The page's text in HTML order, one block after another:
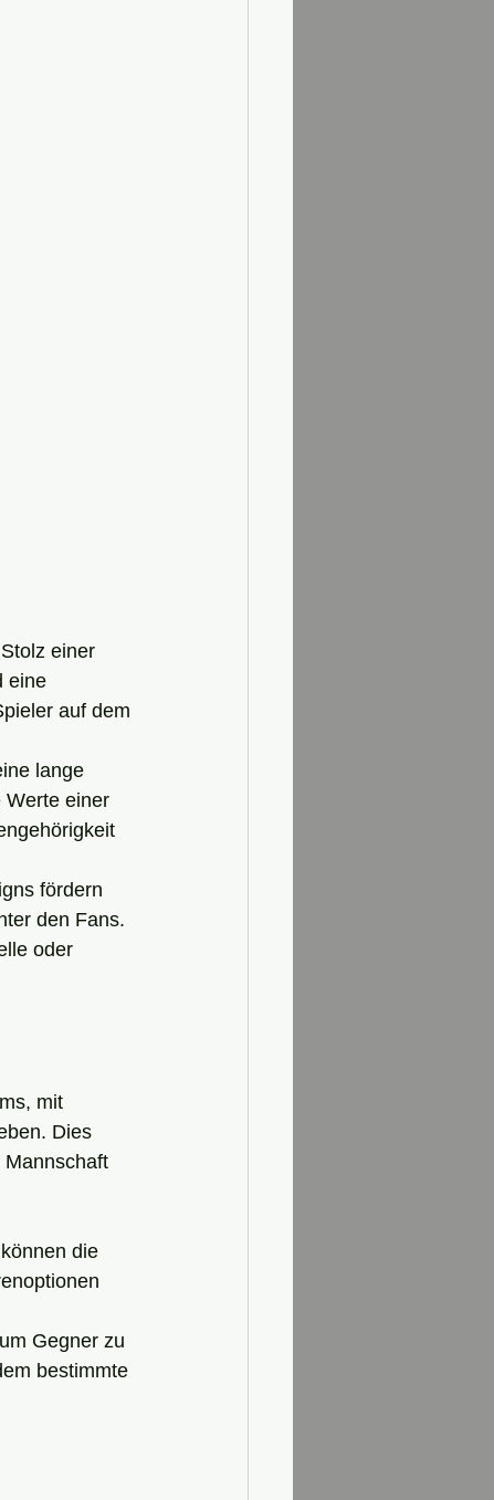
einer
eine
auf dem
lange
Werte einer
fördern
den Fans.
oder
mit
Dies
die
Gegner zu
bestimmte